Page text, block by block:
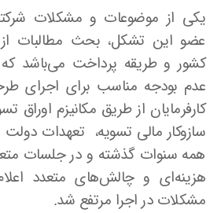
یکی از موضوعات و مشکلات
عضو این تشکل، بحث مطالبات از
کشور و طریقه پرداخت می‌باشد که
عدم بودجه مناسب برای اجرای
کارفرمایان از طریق مکانیزم اوراق
سازوکار مالی تسویه، تعهدات
همه سنوات گذشته و در جلسات
هزینه‌ای و چالش‌های متعدد
مشکلات در اجرا مرتفع شد.